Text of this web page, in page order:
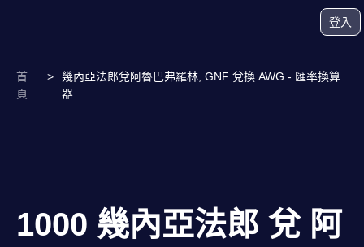
登入
首
頁
>
幾內亞法郎兌阿魯巴弗羅林, GNF 兌換 AWG - 匯率換算
器
1000 幾內亞法郎 兌 阿